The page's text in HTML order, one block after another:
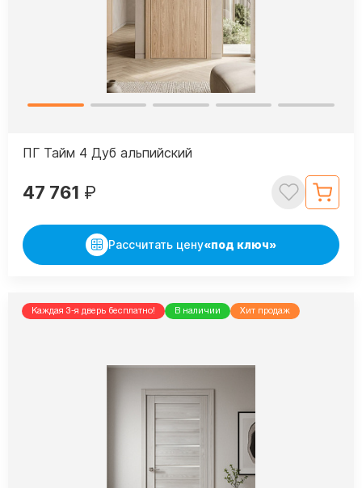
ПГ Тайм 4 Дуб альпийский
47 761 ₽
Рассчитать цену«под ключ»
Каждая 3-я дверь бесплатно! В наличии Хит продаж